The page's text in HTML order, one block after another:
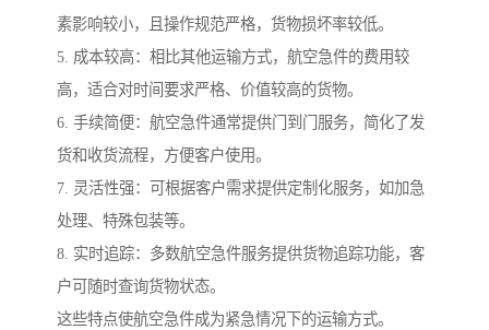
素影响较小，且操作规范严格，货物损坏率较低。
5. 成本较高：相比其他运输方式，航空急件的费用较
高，适合对时间要求严格、价值较高的货物。
6. 手续简便：航空急件通常提供门到门服务，简化了发
货和收货流程，方便客户使用。
7. 灵活性强：可根据客户需求提供定制化服务，如加急
处理、特殊包装等。
8. 实时追踪：多数航空急件服务提供货物追踪功能，客
户可随时查询货物状态。
这些特点使航空急件成为紧急情况下的运输方式。